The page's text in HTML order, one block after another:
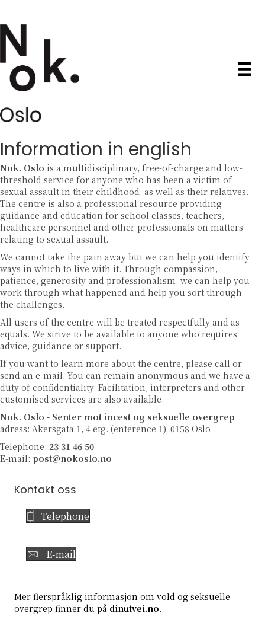
Information in english
Nok. Oslo is a multidisciplinary, free-of-charge and low-
threshold service for anyone who has been a victim of
sexual assault in their childhood, as well as their relatives.
The centre is also a professional resource providing
guidance and education for school classes, teachers,
healthcare personnel and other professionals on matters
relating to sexual assault.
We cannot take the pain away but we can help you identify
ways in which to live with it. Through compassion,
patience, generosity and professionalism, we can help you
work through what happened and help you sort through
the challenges.
All users of the centre will be treated respectfully and as
equals. We strive to be available to anyone who requires
advice, guidance or support.
If you want to learn more about the centre, please call or
send an e-mail. You can remain anonymous and we have a
duty of confidentiality. Facilitation, interpreters and other
customised services are also available.
Nok. Oslo - Senter mot incest og seksuelle overgrep
adress: Akersgata 1, 4 etg. (enterence 1), 0158 Oslo.
Telephone: 23 31 46 50
E-mail: post@nokoslo.no
Kontakt oss
Telephone
E-mail
Mer flerspråklig informasjon om vold og seksuelle
overgrep finner du på dinutvei.no.